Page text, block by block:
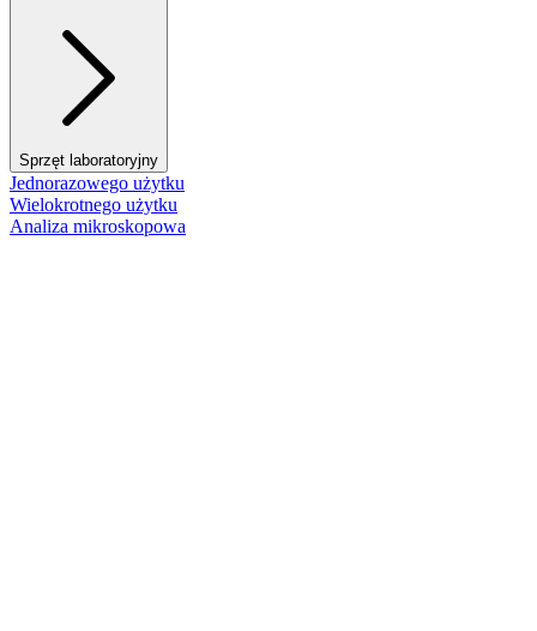
Sprzęt laboratoryjny
Jednorazowego użytku
Wielokrotnego użytku
Analiza mikroskopowa